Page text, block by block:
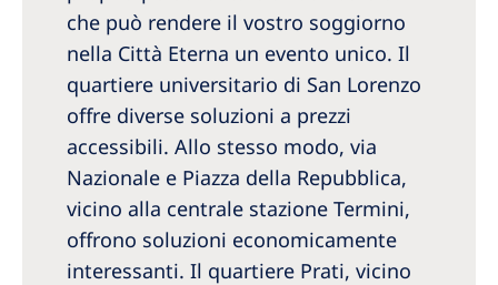
che può rendere il vostro soggiorno
nella Città Eterna un evento unico. Il
quartiere universitario di San Lorenzo
offre diverse soluzioni a prezzi
accessibili. Allo stesso modo, via
Nazionale e Piazza della Repubblica,
vicino alla centrale stazione Termini,
offrono soluzioni economicamente
interessanti. Il quartiere Prati, vicino